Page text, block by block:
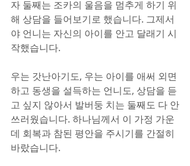
자 둘째는 조카의 울음을 멈추게 하기 위
해 상담을 들어보기로 했습니다. 그제서
야 언니는 자신의 아이를 안고 달래기 시
작했습니다.
우는 갓난아기도, 우는 아이를 애써 외면
하고 동생을 설득하는 언니도, 상담을 듣
고 싶지 않아서 발버둥 치는 둘째도 다 안
쓰러웠습니다. 하나님께서 이 가정 가운
데 회복과 참된 평안을 주시기를 간절히
바랐습니다.